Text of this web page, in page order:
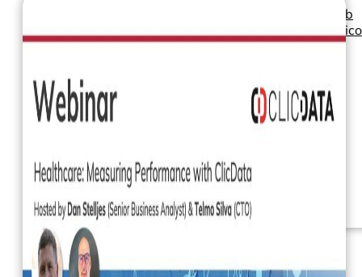
Nuestros servicios
empresarial
Analítica avanzada y
ML
Seminarios web
Libros
Nuestro Blog
Precios